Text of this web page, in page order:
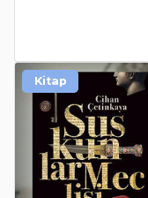
Kitap